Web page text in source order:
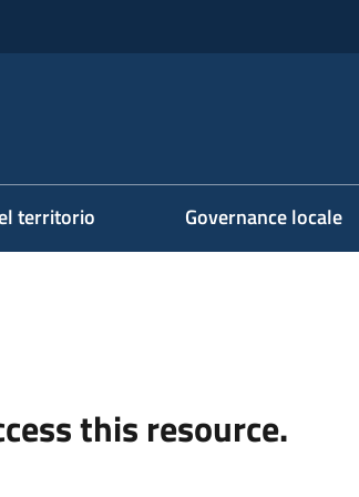
territorio Governance locale
this resource.